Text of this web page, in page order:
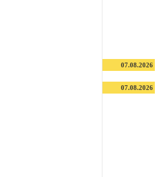
07.08.2026
07.08.2026